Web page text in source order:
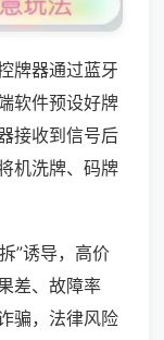
牌器通过蓝牙
软件预设好牌
接收到信号后
机洗牌、码牌
”诱导，高价
差、故障率
骗，法律风险